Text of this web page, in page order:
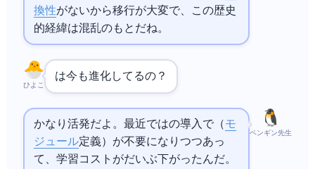
換性がないから移行が大変で、この歴史
的経緯は混乱のもとだね。
ひよこ
Angularは今も進化してるの？
ペンギン先生
かなり活発だよ。最近ではStandalone Componentsの導入でNgModule（モ
ジュール定義）が不要になりつつあっ
て、学習コストがだいぶ下がったんだ。